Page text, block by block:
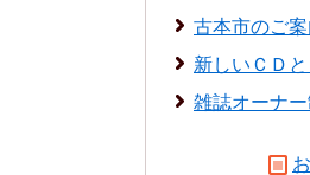
古本市のご案
新しいＣＤ
雑誌オーナ